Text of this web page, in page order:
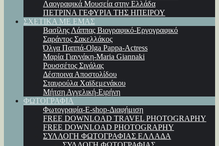
Λαογραφικά Μουσεία στην Ελλάδα
ΠΕΤΡΙΝΑ ΓΕΦΥΡΙΑ ΤΗΣ ΗΠΕΙΡΟΥ
ΣΧΕΤΙΚΑ ΜΕ ΕΜΑΣ
Βασίλης Λάππας Βιογραφικό-Εργογραφικό
Σαράντος Σακελλάκος
Όλγα Παππά-Olga Pappa-Αctress
Μαρία Γιαννάκη-Maria Giannaki
Ρουσσέτος Σιγάλας
Δέσποινα Αποστολίδου
Σταυρούλα Χαϊδεμενάκου
Μήτση Αγγελική-Ειρήνη
ΦΩΤΟΓΡΑΦΙΑ
Φωτογραφία-E-shop-Διαφήμιση
FREE DOWNLOAD TRAVEL PHOTOGRAPHY
FREE DOWNLOAD PHOTOGRAPHY
ΣΥΛΛΟΓΗ ΦΩΤΟΓΡΑΦΙΑΣ ΕΛΛΑΔΑ